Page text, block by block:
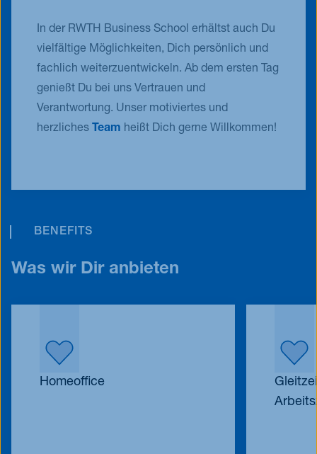
In der RWTH Business School erhältst auch Du
vielfältige Möglichkeiten, Dich persönlich und
fachlich weiterzuentwickeln. Ab dem ersten Tag
genießt Du bei uns Vertrauen und
Verantwortung. Unser motiviertes und
herzliches Team heißt Dich gerne Willkommen!
BENEFITS
Was wir Dir anbieten
Homeoffice